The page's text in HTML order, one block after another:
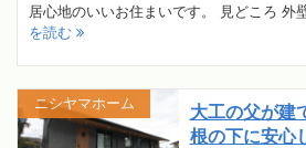
居心地のいいお住まいです。 見どころ 外
を読む
大工の父が建
根の下に安心
ニシヤマホーム